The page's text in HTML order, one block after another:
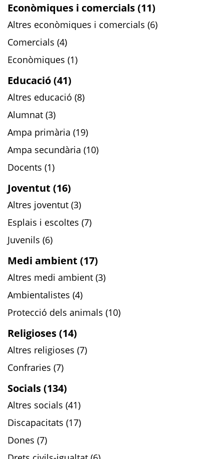
Econòmiques i comercials (11)
Altres econòmiques i comercials (6)
Comercials (4)
Econòmiques (1)
Educació (41)
Altres educació (8)
Alumnat (3)
Ampa primària (19)
Ampa secundària (10)
Docents (1)
Joventut (16)
Altres joventut (3)
Esplais i escoltes (7)
Juvenils (6)
Medi ambient (17)
Altres medi ambient (3)
Ambientalistes (4)
Protecció dels animals (10)
Religioses (14)
Altres religioses (7)
Confraries (7)
Socials (134)
Altres socials (41)
Discapacitats (17)
Dones (7)